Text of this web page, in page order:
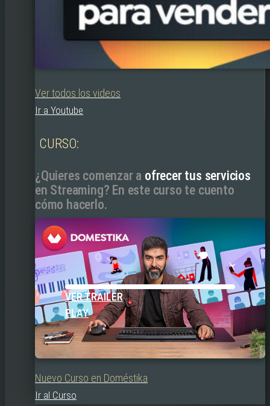
Ver todos los videos
Ir a Youtube
CURSO:
¿Quieres comenzar a ofrecer tus servicios
en Streaming? En este curso te cuento
cómo hacerlo.
VER TRAILER
PLAY
Nuevo Curso en Doméstika
Ir al Curso